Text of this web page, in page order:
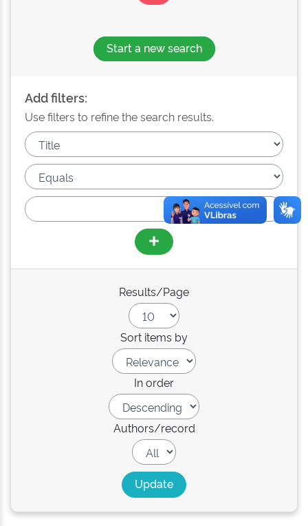
Start a new search
Add filters:
Use filters to refine the search results.
Results/Page
Sort items by
In order
Authors/record